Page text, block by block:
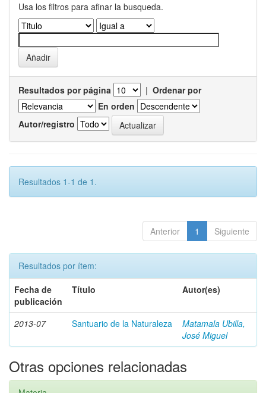
Usa los filtros para afinar la busqueda.
Resultados por página | Ordenar por
En orden
Autor/registro
Resultados 1-1 de 1.
Anterior 1 Siguiente
Resultados por ítem:
Fecha de
publicación
Título Autor(es)
2013-07 Santuario de la Naturaleza
Matamala Ubilla,
José Miguel
Otras opciones relacionadas